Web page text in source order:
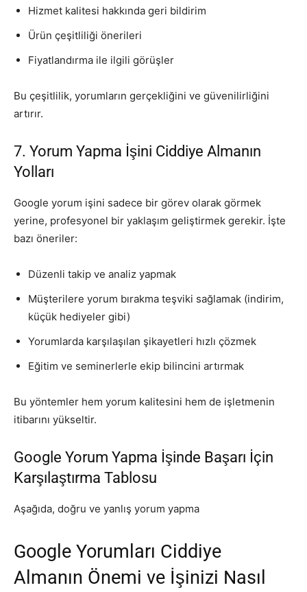
Hizmet kalitesi hakkında geri bildirim
Ürün çeşitliliği önerileri
Fiyatlandırma ile ilgili görüşler
Bu çeşitlilik, yorumların gerçekliğini ve güvenilirliğini
artırır.
7. Yorum Yapma İşini Ciddiye Almanın
Yolları
Google yorum işini sadece bir görev olarak görmek
yerine, profesyonel bir yaklaşım geliştirmek gerekir. İşte
bazı öneriler:
Düzenli takip ve analiz yapmak
Müşterilere yorum bırakma teşviki sağlamak (indirim,
küçük hediyeler gibi)
Yorumlarda karşılaşılan şikayetleri hızlı çözmek
Eğitim ve seminerlerle ekip bilincini artırmak
Bu yöntemler hem yorum kalitesini hem de işletmenin
itibarını yükseltir.
Google Yorum Yapma İşinde Başarı İçin
Karşılaştırma Tablosu
Aşağıda, doğru ve yanlış yorum yapma
Google Yorumları Ciddiye
Almanın Önemi ve İşinizi Nasıl